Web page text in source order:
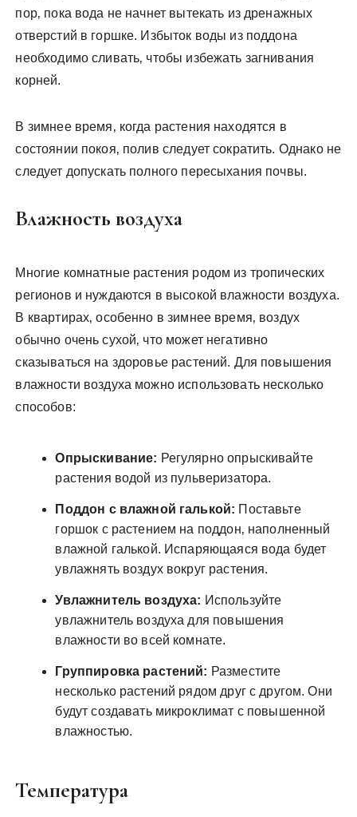
пор‚ пока вода не начнет вытекать из дренажных
отверстий в горшке. Избыток воды из поддона
необходимо сливать‚ чтобы избежать загнивания
корней.
В зимнее время‚ когда растения находятся в
состоянии покоя‚ полив следует сократить. Однако не
следует допускать полного пересыхания почвы.
Влажность воздуха
Многие комнатные растения родом из тропических
регионов и нуждаются в высокой влажности воздуха.
В квартирах‚ особенно в зимнее время‚ воздух
обычно очень сухой‚ что может негативно
сказываться на здоровье растений. Для повышения
влажности воздуха можно использовать несколько
способов:
Опрыскивание: Регулярно опрыскивайте
растения водой из пульверизатора.
Поддон с влажной галькой: Поставьте
горшок с растением на поддон‚ наполненный
влажной галькой. Испаряющаяся вода будет
увлажнять воздух вокруг растения.
Увлажнитель воздуха: Используйте
увлажнитель воздуха для повышения
влажности во всей комнате.
Группировка растений: Разместите
несколько растений рядом друг с другом. Они
будут создавать микроклимат с повышенной
влажностью.
Температура